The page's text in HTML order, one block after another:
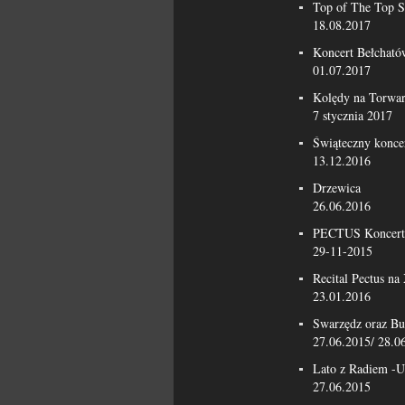
Top of The Top
18.08.2017
Koncert
01.07.2017
Kolędy na
7 stycznia 2017
Świąteczny
13.12.2016
Drzewica
26.06.2016
PECTUS
29-11-2015
Recital Pectus
23.01.2016
Swarzędz oraz
27.06.2015/
Lato z Radiem -
27.06.2015